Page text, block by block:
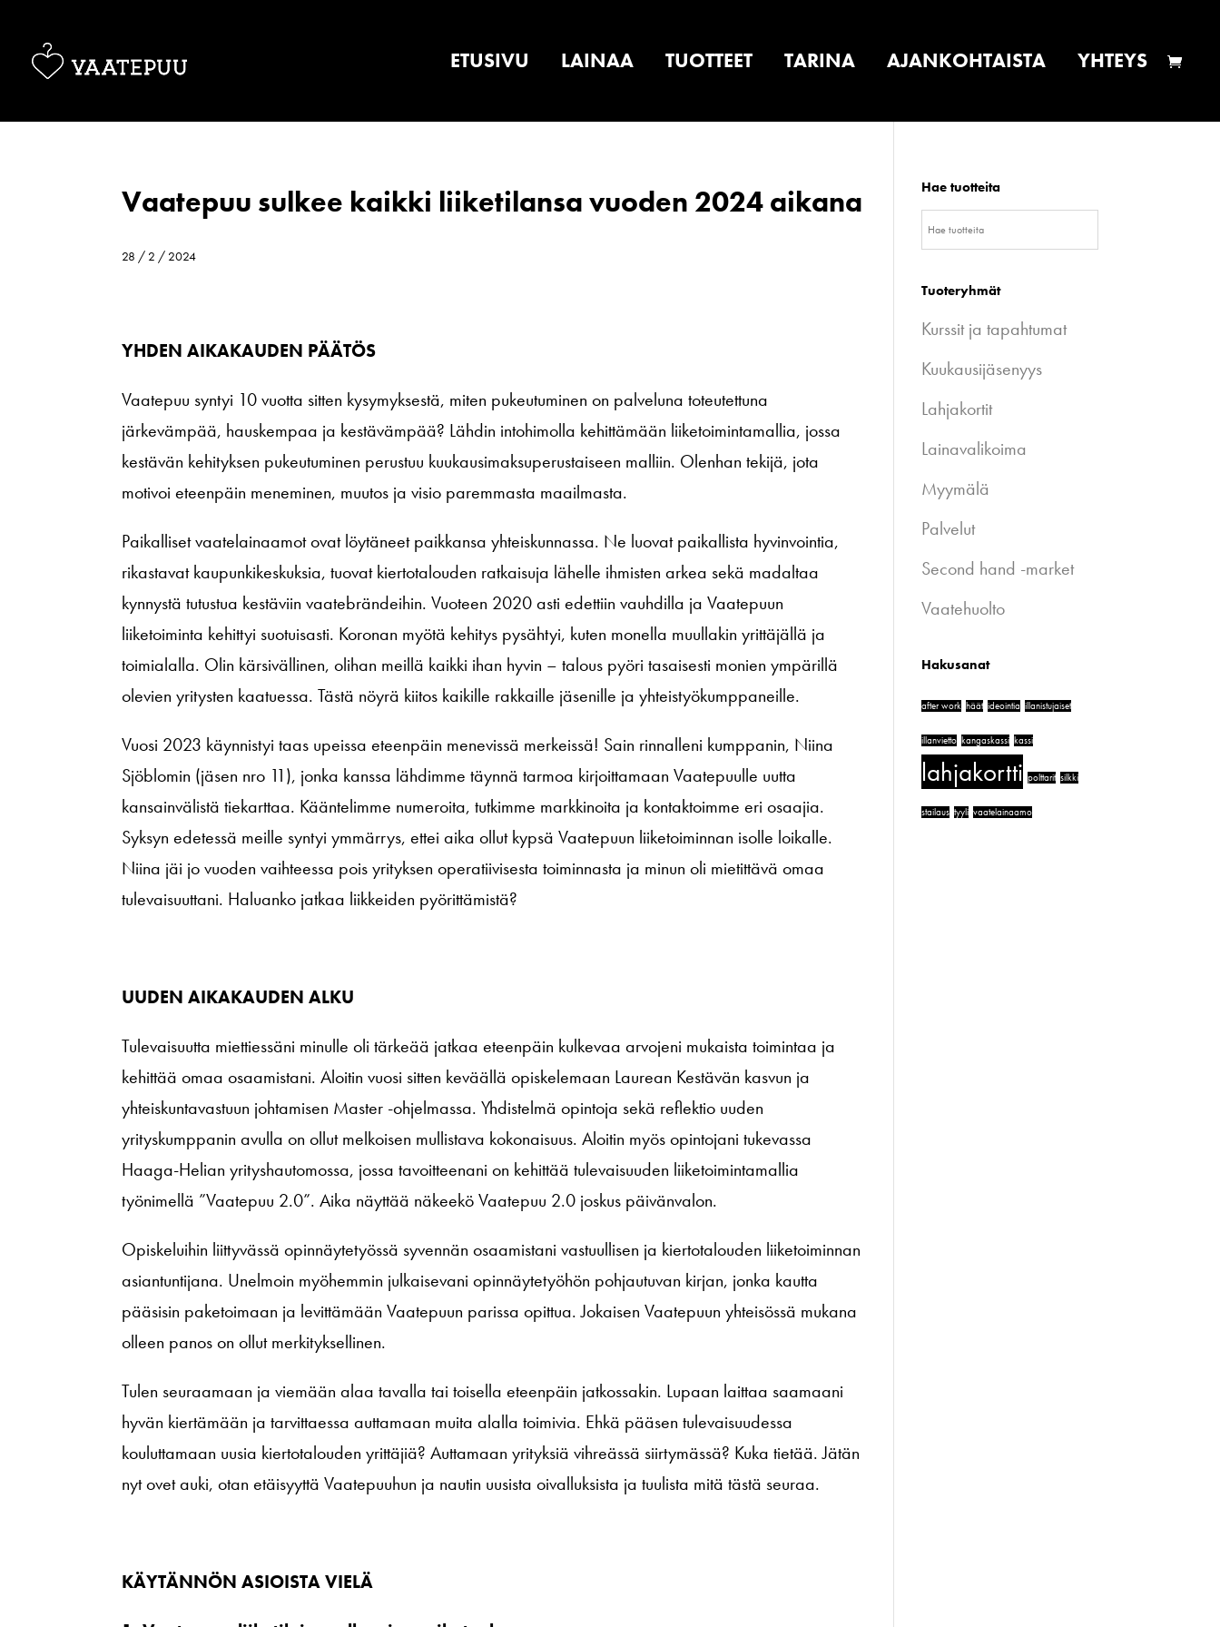
ETUSIVU LAINAA TUOTTEET TARINA AJANKOHTAISTA YHTEYS
Vaatepuu sulkee kaikki liiketilansa vuoden 2024 aikana
28 / 2 / 2024
YHDEN AIKAKAUDEN PÄÄTÖS
Vaatepuu syntyi 10 vuotta sitten kysymyksestä, miten pukeutuminen on palveluna toteutettuna
järkevämpää, hauskempaa ja kestävämpää? Lähdin intohimolla kehittämään liiketoimintamallia, jossa
kestävän kehityksen pukeutuminen perustuu kuukausimaksuperustaiseen malliin. Olenhan tekijä, jota
motivoi eteenpäin meneminen, muutos ja visio paremmasta maailmasta.
Paikalliset vaatelainaamot ovat löytäneet paikkansa yhteiskunnassa. Ne luovat paikallista hyvinvointia,
rikastavat kaupunkikeskuksia, tuovat kiertotalouden ratkaisuja lähelle ihmisten arkea sekä madaltaa
kynnystä tutustua kestäviin vaatebrändeihin. Vuoteen 2020 asti edettiin vauhdilla ja Vaatepuun
liiketoiminta kehittyi suotuisasti. Koronan myötä kehitys pysähtyi, kuten monella muullakin yrittäjällä ja
toimialalla. Olin kärsivällinen, olihan meillä kaikki ihan hyvin – talous pyöri tasaisesti monien ympärillä
olevien yritysten kaatuessa. Tästä nöyrä kiitos kaikille rakkaille jäsenille ja yhteistyökumppaneille.
Vuosi 2023 käynnistyi taas upeissa eteenpäin menevissä merkeissä! Sain rinnalleni kumppanin, Niina
Sjöblomin (jäsen nro 11), jonka kanssa lähdimme täynnä tarmoa kirjoittamaan Vaatepuulle uutta
kansainvälistä tiekarttaa. Kääntelimme numeroita, tutkimme markkinoita ja kontaktoimme eri osaajia.
Syksyn edetessä meille syntyi ymmärrys, ettei aika ollut kypsä Vaatepuun liiketoiminnan isolle loikalle.
Niina jäi jo vuoden vaihteessa pois yrityksen operatiivisesta toiminnasta ja minun oli mietittävä omaa
tulevaisuuttani. Haluanko jatkaa liikkeiden pyörittämistä?
UUDEN AIKAKAUDEN ALKU
Tulevaisuutta miettiessäni minulle oli tärkeää jatkaa eteenpäin kulkevaa arvojeni mukaista toimintaa ja
kehittää omaa osaamistani. Aloitin vuosi sitten keväällä opiskelemaan Laurean Kestävän kasvun ja
yhteiskuntavastuun johtamisen Master -ohjelmassa. Yhdistelmä opintoja sekä reflektio uuden
yrityskumppanin avulla on ollut melkoisen mullistava kokonaisuus. Aloitin myös opintojani tukevassa
Haaga-Helian yrityshautomossa, jossa tavoitteenani on kehittää tulevaisuuden liiketoimintamallia
työnimellä ”Vaatepuu 2.0”. Aika näyttää näkeekö Vaatepuu 2.0 joskus päivänvalon.
Opiskeluihin liittyvässä opinnäytetyössä syvennän osaamistani vastuullisen ja kiertotalouden liiketoiminnan
asiantuntijana. Unelmoin myöhemmin julkaisevani opinnäytetyöhön pohjautuvan kirjan, jonka kautta
pääsisin paketoimaan ja levittämään Vaatepuun parissa opittua. Jokaisen Vaatepuun yhteisössä mukana
olleen panos on ollut merkityksellinen.
Tulen seuraamaan ja viemään alaa tavalla tai toisella eteenpäin jatkossakin. Lupaan laittaa saamaani
hyvän kiertämään ja tarvittaessa auttamaan muita alalla toimivia. Ehkä pääsen tulevaisuudessa
kouluttamaan uusia kiertotalouden yrittäjiä? Auttamaan yrityksiä vihreässä siirtymässä? Kuka tietää. Jätän
nyt ovet auki, otan etäisyyttä Vaatepuuhun ja nautin uusista oivalluksista ja tuulista mitä tästä seuraa.
KÄYTÄNNÖN ASIOISTA VIELÄ
Hae tuotteita
Tuoteryhmät
Kurssit ja tapahtumat
Kuukausijäsenyys
Lahjakortit
Lainavalikoima
Myymälä
Palvelut
Second hand -market
Vaatehuolto
Hakusanat
after work häät ideointia illanistujaiset
illanvietto kangaskassi kassi
lahjakortti polttarit silkki
stailaus tyyli vaatelainaamo